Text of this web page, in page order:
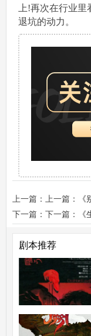
上!再次在行业
退坑的动力。
上一篇：上一篇：
演绎
下一篇：下一篇：
剧本推荐